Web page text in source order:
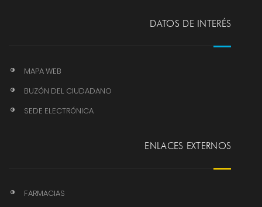
DATOS DE INTERÉS
MAPA WEB
BUZÓN DEL CIUDADANO
SEDE ELECTRÓNICA
ENLACES EXTERNOS
FARMACIAS